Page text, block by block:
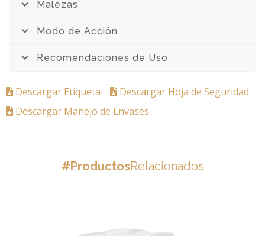
Malezas
Modo de Acción
Recomendaciones de Uso
Descargar Etiqueta
Descargar Hoja de Seguridad
Descargar Manejo de Envases
#ProductosRelacionados